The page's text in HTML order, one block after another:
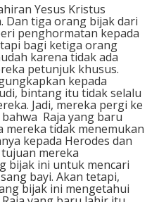
Yesus Kristus
Dan tiga orang bijak dari
penghormatan kepada
bagi ketiga orang
karena tidak ada
petunjuk khusus.
kepada
bintang itu tidak selalu
Jadi, mereka pergi ke
Raja yang baru
mereka tidak menemukan
kepada Herodes dan
mereka
bijak ini untuk mencari
bayi. Akan tetapi,
bijak ini mengetahui